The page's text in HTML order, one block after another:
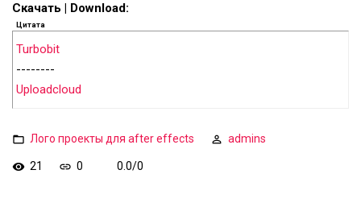
Скачать | Download:
Цитата
Turbobit
--------
Uploadcloud
Лого проекты для after effects admins
21 0 0.0/0